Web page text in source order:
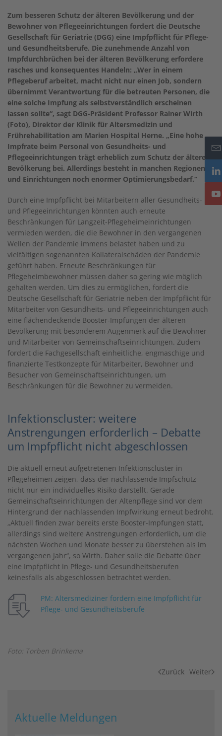
Zum besseren Schutz der älteren Bevölkerung und der
Bewohner von Pflegeeinrichtungen fordert die Deutsche
Gesellschaft für Geriatrie (DGG) eine Impfpflicht für Pflege-
und Gesundheitsberufe. Die zunehmende Anzahl von
Impfdurchbrüchen bei der älteren Bevölkerung erfordere
rasches und konsequentes Handeln: „Wer in einem
Pflegeberuf arbeitet, macht nicht nur einen Job, sondern
übernimmt Verantwortung für die betreuten Personen, die
eine solche Impfung als selbstverständlich erscheinen
lassen sollte“, sagt DGG-Präsident Professor Rainer Wirth
(Foto), Direktor der Klinik für Altersmedizin und
Frührehabilitation am Marien Hospital Herne. „Eine hohe
Impfrate beim Personal von Gesundheits- und
Pflegeeinrichtungen trägt erheblich zum Schutz der älteren
Bevölkerung bei. Allerdings besteht in manchen Regionen
und Einrichtungen noch enormer Optimierungsbedarf.“
Durch eine Impfpflicht bei Mitarbeitern aller Gesundheits-
und Pflegeeinrichtungen könnten auch erneute
Beschränkungen für Langzeit-Pflegeheimeinrichtungen
vermieden werden, die die Bewohner in den vergangenen
Wellen der Pandemie immens belastet haben und zu
vielfältigen sogenannten Kollateralschäden der Pandemie
geführt haben. Erneute Beschränkungen für
Pflegeheimbewohner müssen daher so gering wie möglich
gehalten werden. Um dies zu ermöglichen, fordert die
Deutsche Gesellschaft für Geriatrie neben der Impfpflicht für
Mitarbeiter von Gesundheits- und Pflegeeinrichtungen auch
eine flächendeckende Booster-Impfungen der älteren
Bevölkerung mit besonderem Augenmerk auf die Bewohner
und Mitarbeiter von Gemeinschaftseinrichtungen. Zudem
fordert die Fachgesellschaft einheitliche, engmaschige und
finanzierte Testkonzepte für Mitarbeiter, Bewohner und
Besucher von Gemeinschaftseinrichtungen, um
Beschränkungen für die Bewohner zu vermeiden.
Infektionscluster: weitere
Anstrengungen erforderlich – Debatte
um Impfpflicht nicht abgeschlossen
Die aktuell erneut aufgetretenen Infektionscluster in
Pflegeheimen zeigen, dass der nachlassende Impfschutz
nicht nur ein individuelles Risiko darstellt. Gerade
Gemeinschaftseinrichtungen der Altenpflege sind vor dem
Hintergrund der nachlassenden Impfwirkung erneut bedroht.
„Aktuell finden zwar bereits erste Booster-Impfungen statt,
allerdings sind weitere Anstrengungen erforderlich, um die
nächsten Wochen und Monate besser zu überstehen als im
vergangenen Jahr“, so Wirth. Daher solle die Debatte über
eine Impfpflicht in Pflege- und Gesundheitsberufen
keinesfalls als abgeschlossen betrachtet werden.
PM: Altersmediziner fordern eine Impfpflicht für
Pflege- und Gesundheitsberufe
Foto: Torben Brinkema
Zurück Weiter
Aktuelle Meldungen